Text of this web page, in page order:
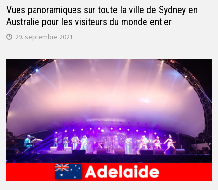
Vues panoramiques sur toute la ville de Sydney en
Australie pour les visiteurs du monde entier
29. septembre 2021